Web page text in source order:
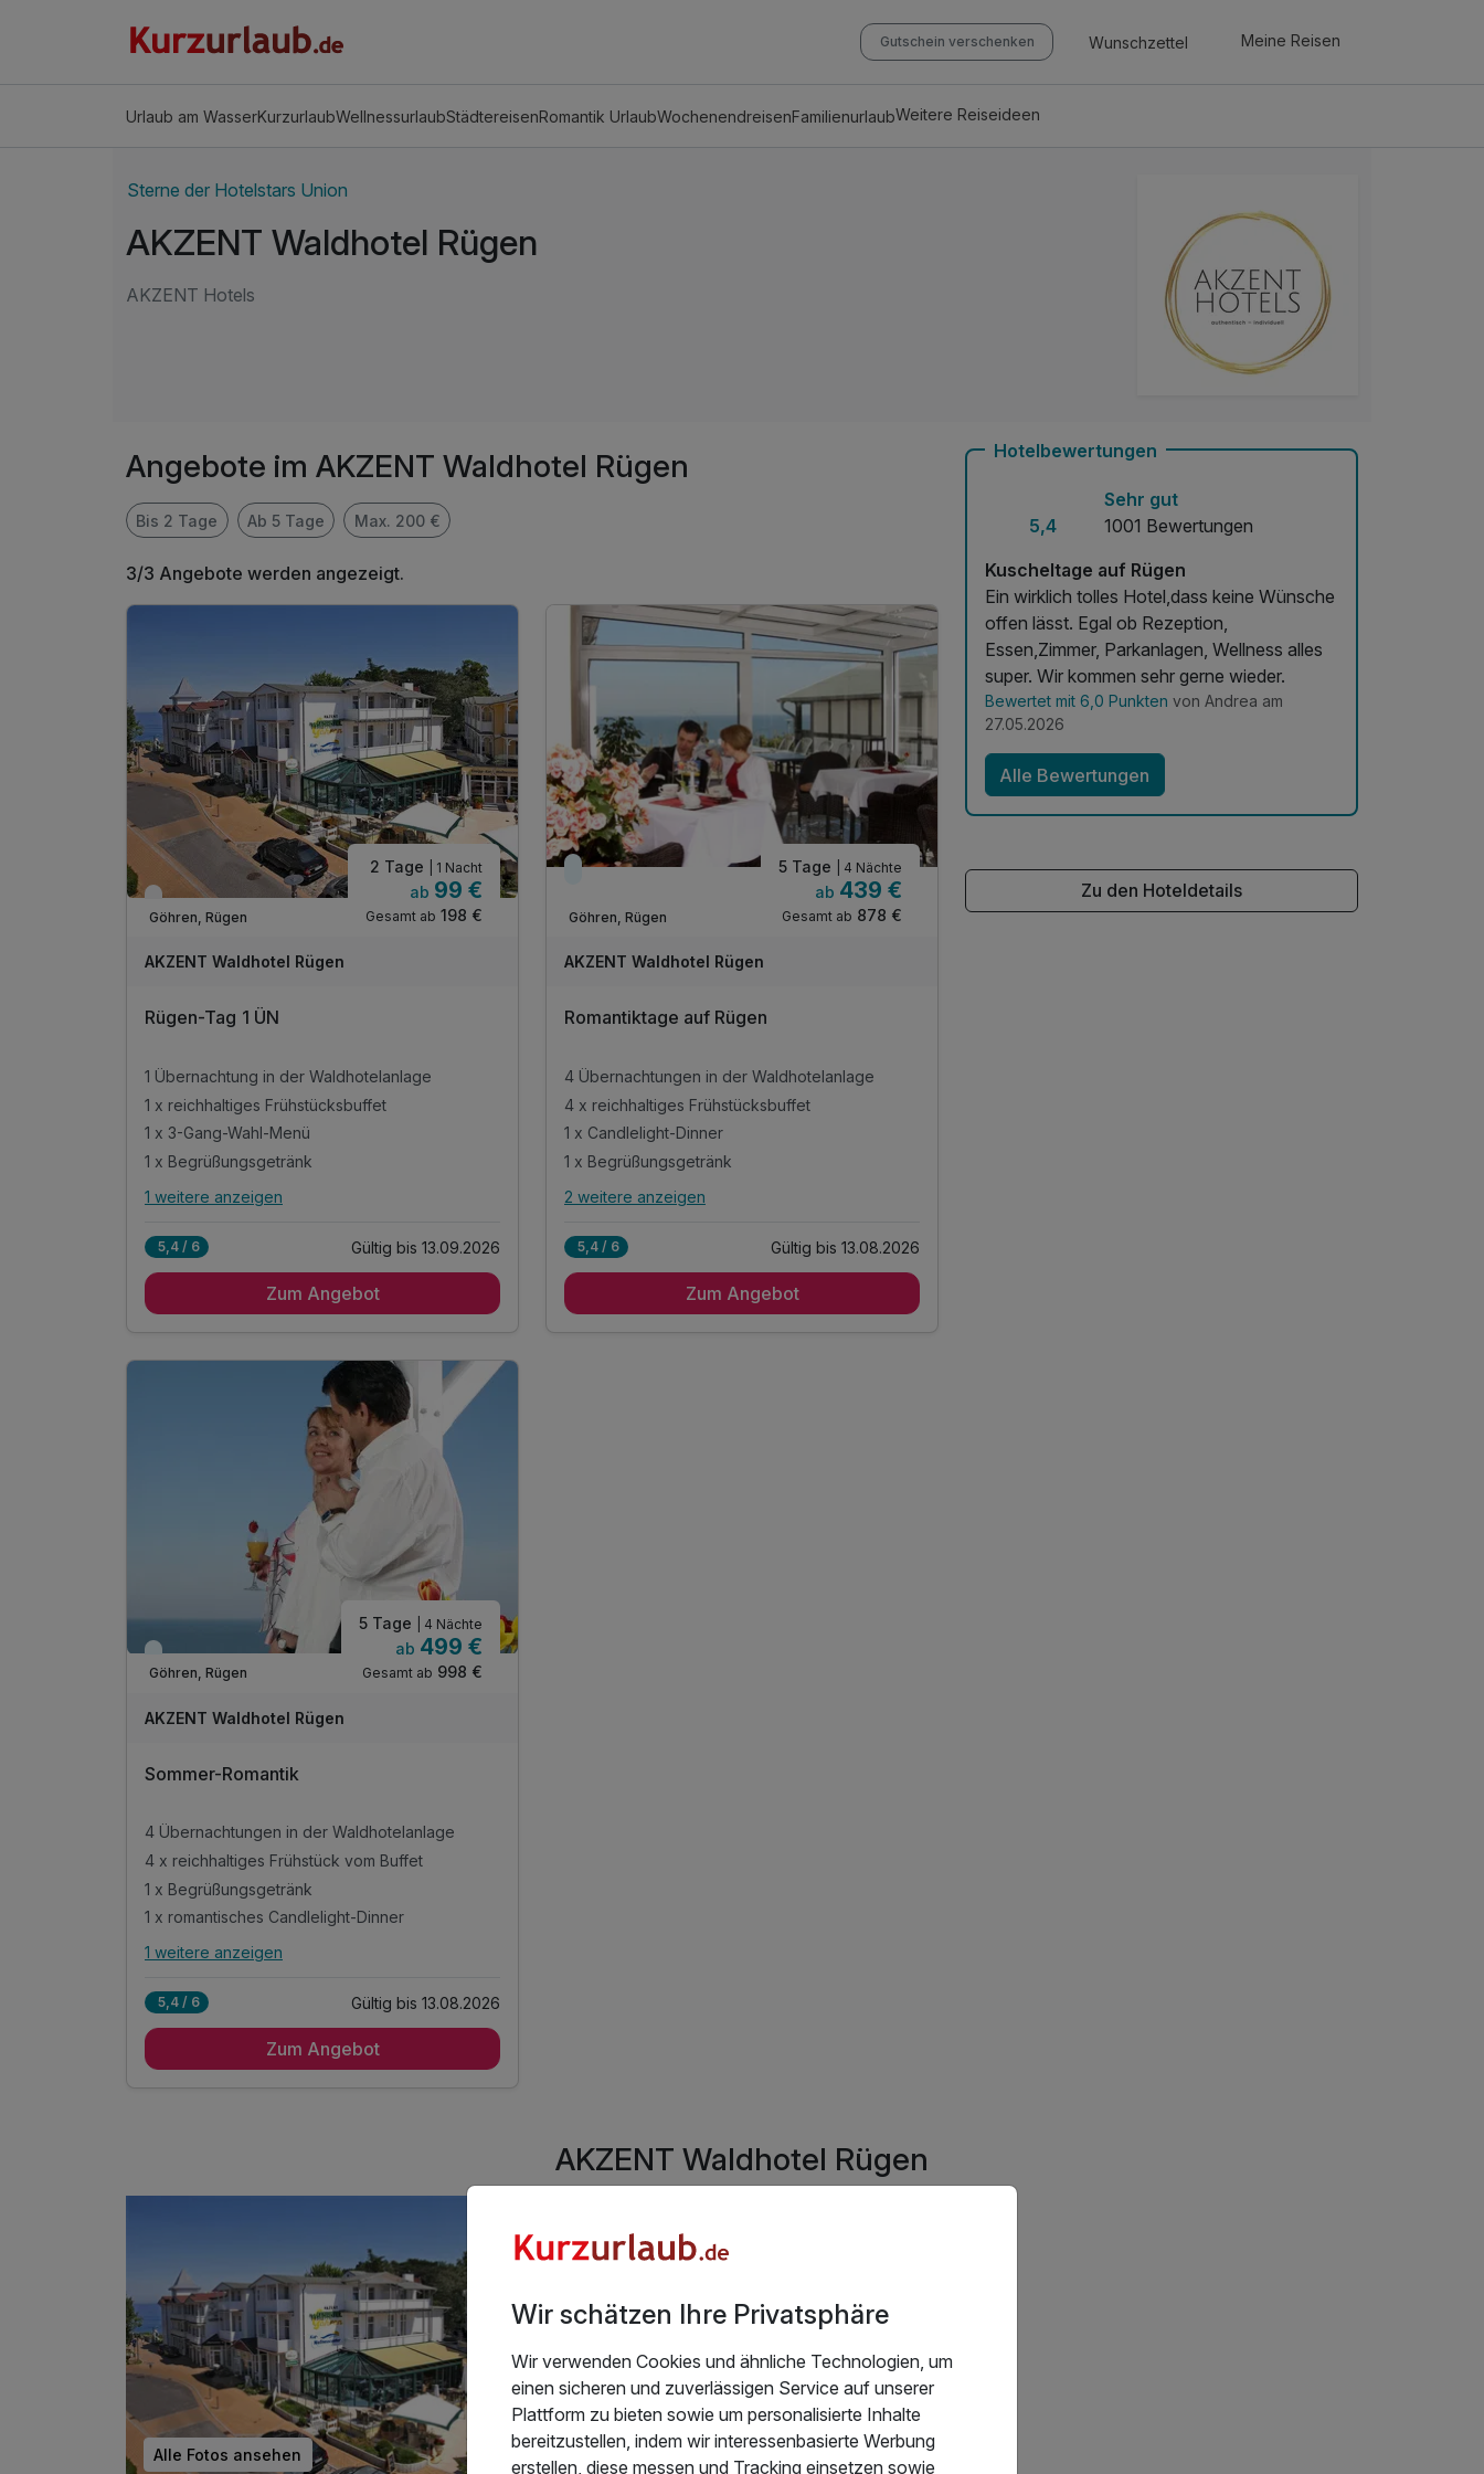
Gutschein verschenken Wunschzettel Meine Reisen
Urlaub am WasserKurzurlaubWellnessurlaubStädtereisenRomantik UrlaubWochenendreisenFamilienurlaubWeitere Reiseideen
Sterne der Hotelstars Union
AKZENT Waldhotel Rügen
AKZENT Hotels
Angebote im AKZENT Waldhotel Rügen
Bis 2 Tage Ab 5 Tage Max. 200 €
3/3 Angebote werden angezeigt.
Nur noch bis September
Göhren, Rügen
2 Tage | 1 Nacht
ab 99 €
Gesamt ab 198 €
AKZENT Waldhotel Rügen
Rügen-Tag 1 ÜN
1 Übernachtung in der Waldhotelanlage
1 x reichhaltiges Frühstücksbuffet
1 x 3-Gang-Wahl-Menü
1 x Begrüßungsgetränk
Alle Inklusivleistungen
1 x reichhaltiges Frühstücksbuffet
1 weitere anzeigen
5,4 / 6 Gültig bis 13.09.2026
Zum Angebot
Kurzfristig verfügbar
Göhren, Rügen
5 Tage | 4 Nächte
ab 439 €
Gesamt ab 878 €
AKZENT Waldhotel Rügen
Romantiktage auf Rügen
4 Übernachtungen in der Waldhotelanlage
4 x reichhaltiges Frühstücksbuffet
1 x Candlelight-Dinner
1 x Begrüßungsgetränk
Alle Inklusivleistungen
4 x reichhaltiges Frühstücksbuffet
2 weitere anzeigen
5,4 / 6 Gültig bis 13.08.2026
Zum Angebot
Kurzfristig verfügbar
Göhren, Rügen
5 Tage | 4 Nächte
ab 499 €
Gesamt ab 998 €
AKZENT Waldhotel Rügen
Sommer-Romantik
4 Übernachtungen in der Waldhotelanlage
4 x reichhaltiges Frühstück vom Buffet
1 x Begrüßungsgetränk
1 x romantisches Candlelight-Dinner
Alle Inklusivleistungen
4 x reichhaltiges Frühstück vom Buffet
1 weitere anzeigen
5,4 / 6 Gültig bis 13.08.2026
Zum Angebot
Hotelbewertungen
5,4
Sehr gut
1001 Bewertungen
Kuscheltage auf Rügen
Ein wirklich tolles Hotel,dass keine Wünsche
offen lässt. Egal ob Rezeption,
Essen,Zimmer, Parkanlagen, Wellness alles
super. Wir kommen sehr gerne wieder.
Bewertet mit 6,0 Punkten von Andrea am
27.05.2026
Alle Bewertungen
Zu den Hoteldetails
AKZENT Waldhotel Rügen
Alle Fotos ansehen
Appartements und das Restaurant
Friesenstube mit der Störtebeker Schenke ist
ein Familienbetrieb, welcher auch
entsprechend familiär geführt wird.
Die Hotelanlage befindet sich in allerbester
Lage des Ostseebades Göhren, oberhalb der
Wir schätzen Ihre Privatsphäre
Wir verwenden Cookies und ähnliche Technologien, um
einen sicheren und zuverlässigen Service auf unserer
Plattform zu bieten sowie um personalisierte Inhalte
bereitzustellen, indem wir interessenbasierte Werbung
erstellen, diese messen und Tracking einsetzen sowie